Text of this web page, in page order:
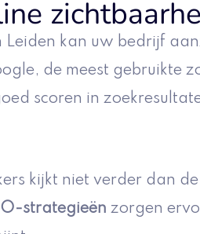
Leiden kan uw bedrijf
de meest gebruikte
scoren in
kijkt niet verder dan
strategieën zorgen